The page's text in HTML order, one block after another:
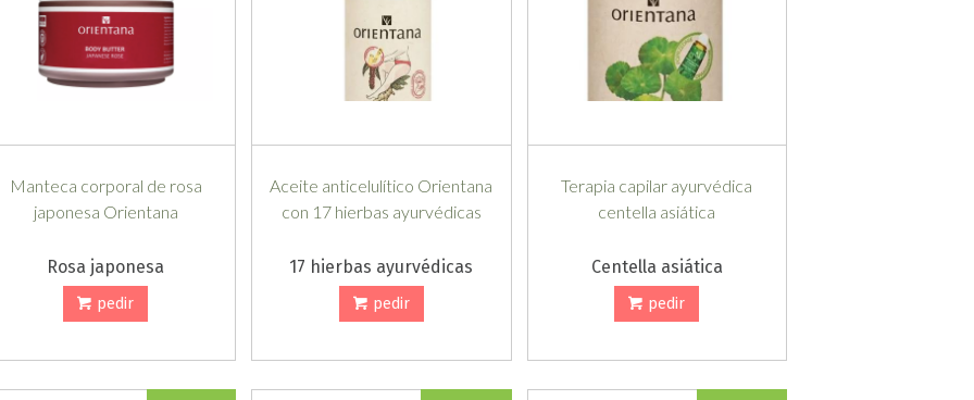
Manteca corporal de rosa
japonesa Orientana
Rosa japonesa
pedir
Aceite anticelulítico Orientana
con 17 hierbas ayurvédicas
17 hierbas ayurvédicas
pedir
Terapia capilar ayurvédica
centella asiática
Centella asiática
pedir